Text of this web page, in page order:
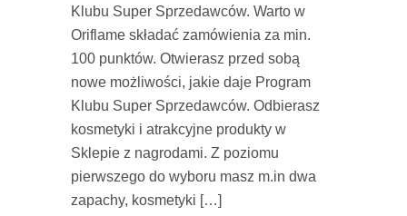
Klubu Super Sprzedawców. Warto w
Oriflame składać zamówienia za min.
100 punktów. Otwierasz przed sobą
nowe możliwości, jakie daje Program
Klubu Super Sprzedawców. Odbierasz
kosmetyki i atrakcyjne produkty w
Sklepie z nagrodami. Z poziomu
pierwszego do wyboru masz m.in dwa
zapachy, kosmetyki […]